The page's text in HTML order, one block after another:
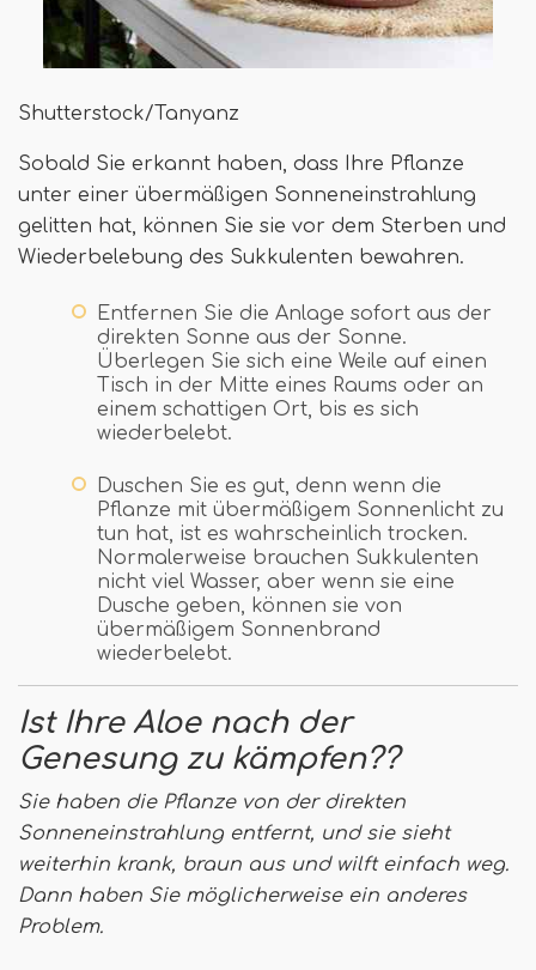
Shutterstock/Tanyanz
Sobald Sie erkannt haben, dass Ihre Pflanze
unter einer übermäßigen Sonneneinstrahlung
gelitten hat, können Sie sie vor dem Sterben und
Wiederbelebung des Sukkulenten bewahren.
Entfernen Sie die Anlage sofort aus der
direkten Sonne aus der Sonne.
Überlegen Sie sich eine Weile auf einen
Tisch in der Mitte eines Raums oder an
einem schattigen Ort, bis es sich
wiederbelebt.
Duschen Sie es gut, denn wenn die
Pflanze mit übermäßigem Sonnenlicht zu
tun hat, ist es wahrscheinlich trocken.
Normalerweise brauchen Sukkulenten
nicht viel Wasser, aber wenn sie eine
Dusche geben, können sie von
übermäßigem Sonnenbrand
wiederbelebt.
Ist Ihre Aloe nach der
Genesung zu kämpfen??
Sie haben die Pflanze von der direkten
Sonneneinstrahlung entfernt, und sie sieht
weiterhin krank, braun aus und wilft einfach weg.
Dann haben Sie möglicherweise ein anderes
Problem.